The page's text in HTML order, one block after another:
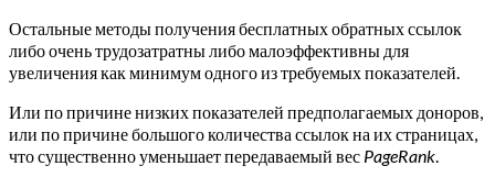
Остальные методы получения бесплатных обратных ссылок
либо очень трудозатратны либо малоэффективны для
увеличения как минимум одного из требуемых показателей.
Или по причине низких показателей предполагаемых доноров,
или по причине большого количества ссылок на их страницах,
что существенно уменьшает передаваемый вес PageRank